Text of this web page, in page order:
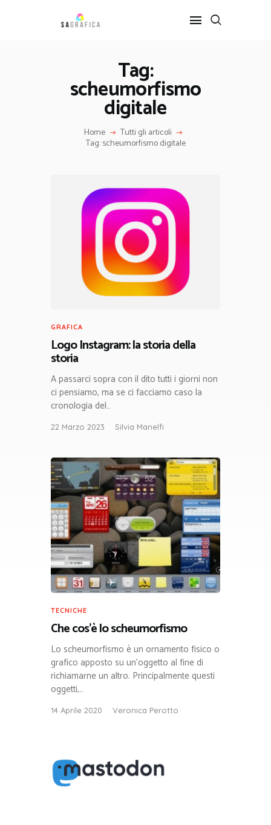
Tag:
scheumorfismo
digitale
Home Tutti gli articoli
Tag: scheumorfismo digitale
HOME
GRAFICA
INTERIOR DESIGN
GRAFICA
Logo Instagram: la storia della
storia
A passarci sopra con il dito tutti i giorni non
ci pensiamo, ma se ci facciamo caso la
cronologia del…
22 Marzo 2023 Silvia Manelfi
TECNICHE
Che cos’è lo scheumorfismo
Lo scheumorfismo è un ornamento fisico o
grafico apposto su un’oggetto al fine di
richiamarne un altro. Principalmente questi
oggetti,…
14 Aprile 2020 Veronica Perotto